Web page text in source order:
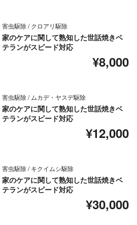
害虫駆除 / クロアリ駆除
家のケアに関して熟知した世話焼きベ
テランがスピード対応
¥8,000
害虫駆除 / ムカデ・ヤスデ駆除
家のケアに関して熟知した世話焼きベ
テランがスピード対応
¥12,000
害虫駆除 / キクイムシ駆除
家のケアに関して熟知した世話焼きベ
テランがスピード対応
¥30,000